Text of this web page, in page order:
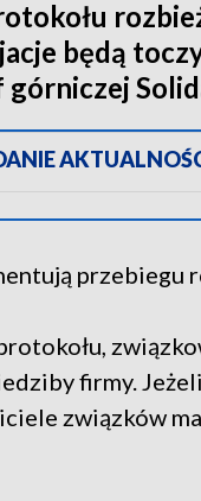
będą
przebiegu
firmy.
związków